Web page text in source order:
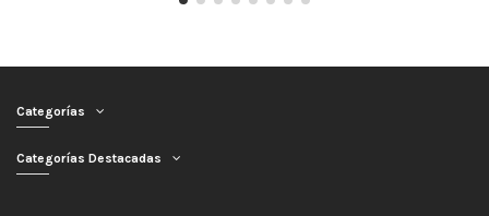
Categorías
Categorías Destacadas